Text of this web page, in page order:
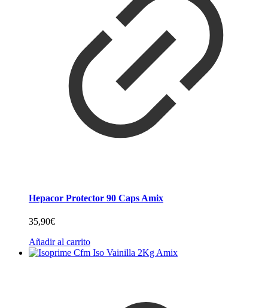
Hepacor Protector 90 Caps Amix
35,90€
Añadir al carrito